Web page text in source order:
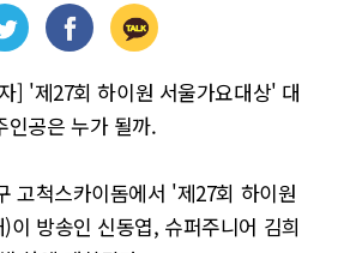
] '제27회 하이원 서울가요대상' 대
인공은 누가 될까.
고척스카이돔에서 '제27회 하이원
이 방송인 신동엽, 슈퍼주니어 김희